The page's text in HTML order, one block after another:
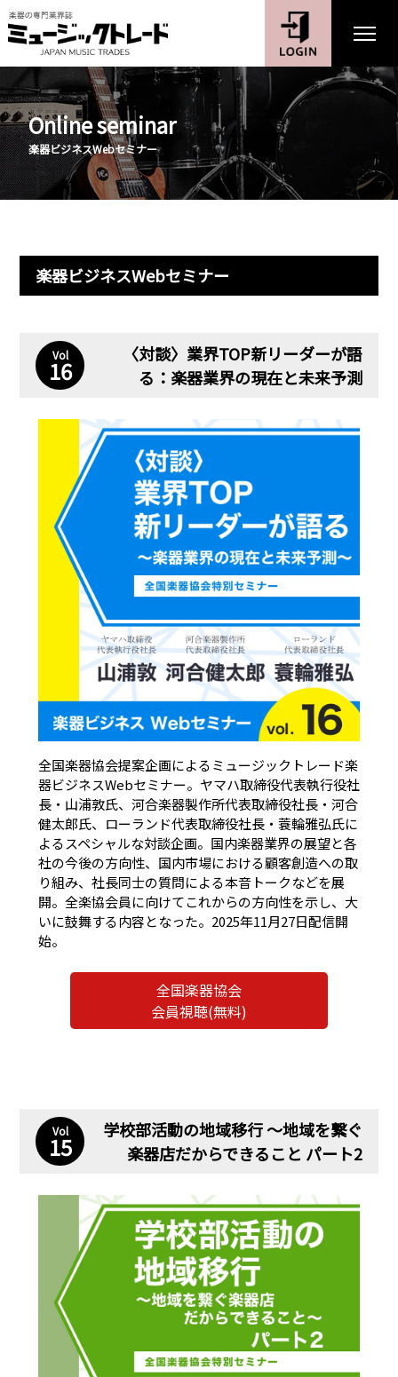
Online seminar
楽器ビジネスWebセミナー
楽器ビジネスWebセミナー
Vol
16
〈対談〉業界TOP新リーダーが語
る：楽器業界の現在と未来予測
全国楽器協会提案企画によるミュージックトレード楽
器ビジネスWebセミナー。ヤマハ取締役代表執行役社
長・山浦敦氏、河合楽器製作所代表取締役社長・河合
健太郎氏、ローランド代表取締役社長・蓑輪雅弘氏に
よるスペシャルな対談企画。国内楽器業界の展望と各
社の今後の方向性、国内市場における顧客創造への取
り組み、社長同士の質問による本音トークなどを展
開。全楽協会員に向けてこれからの方向性を示し、大
いに鼓舞する内容となった。2025年11月27日配信開
始。
全国楽器協会
会員視聴(無料)
Vol
15
学校部活動の地域移行 〜地域を繋ぐ
楽器店だからできること パート2